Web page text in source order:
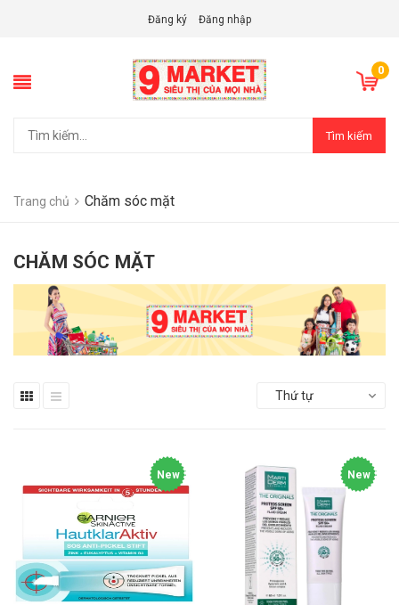
Đăng ký Đăng nhập
0
Tìm kiếm
Trang chủ Chăm sóc mặt
CHĂM SÓC MẶT
Thứ tự
New New